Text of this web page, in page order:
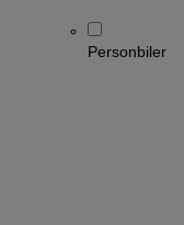
Personbiler